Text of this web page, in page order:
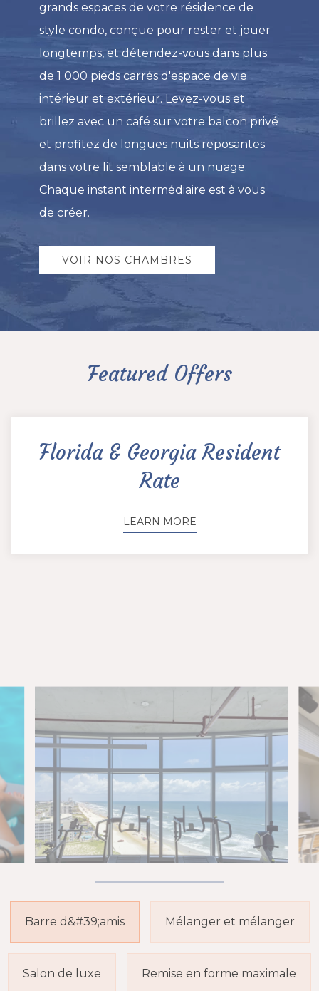
grands espaces de votre résidence de
style condo, conçue pour rester et jouer
longtemps, et détendez-vous dans plus
de 1 000 pieds carrés d'espace de vie
intérieur et extérieur. Levez-vous et
brillez avec un café sur votre balcon privé
et profitez de longues nuits reposantes
dans votre lit semblable à un nuage.
Chaque instant intermédiaire est à vous
de créer.
VOIR NOS CHAMBRES
Featured Offers
Florida & Georgia Resident
Rate
LEARN MORE
FORME
MAXIMALE
Transpirez au lever du soleil,
étendez-vous au coucher du soleil
ou faites du vélo sur la plage toute
la journée. C'est bien plus qu'une
salle de sport.
Barre d&#39;amis Mélanger et mélanger
Salon de luxe Remise en forme maximale